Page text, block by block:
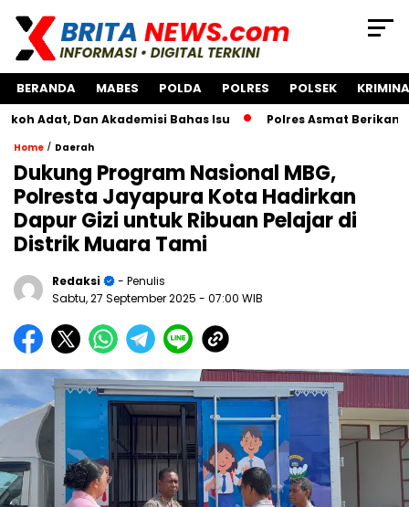
BERANDA MABES POLDA POLRES POLSEK
Dan Akademisi Bahas Isu Polres Asmat Berikan Bantuan
Home / Daerah
Dukung Program Nasional MBG,
Polresta Jayapura Kota Hadirkan
Dapur Gizi untuk Ribuan Pelajar di
Distrik Muara Tami
Redaksi
- Penulis
Sabtu, 27 September 2025 - 07:00 WIB